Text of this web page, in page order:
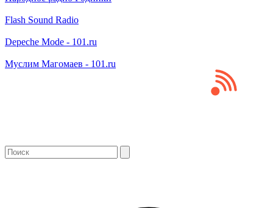
Flash Sound Radio
Depeche Mode - 101.ru
Муслим Магомаев - 101.ru